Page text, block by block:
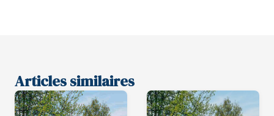
Articles similaires